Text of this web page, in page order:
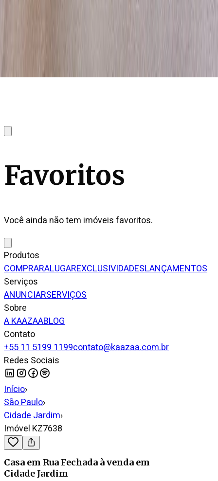
Favoritos
Você ainda não tem imóveis favoritos.
Produtos
COMPRARALUGAREXCLUSIVIDADESLANÇAMENTOS
Serviços
ANUNCIARSERVIÇOS
Sobre
A KAAZAABLOG
Contato
+55 11 5199 1199contato@kaazaa.com.br
Redes Sociais
Início›
São Paulo›
Cidade Jardim›
Imóvel KZ7638
Casa em Rua Fechada à venda em
Cidade Jardim